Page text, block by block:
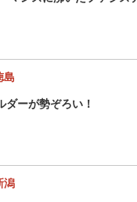
島
ーが勢ぞろい！
潟